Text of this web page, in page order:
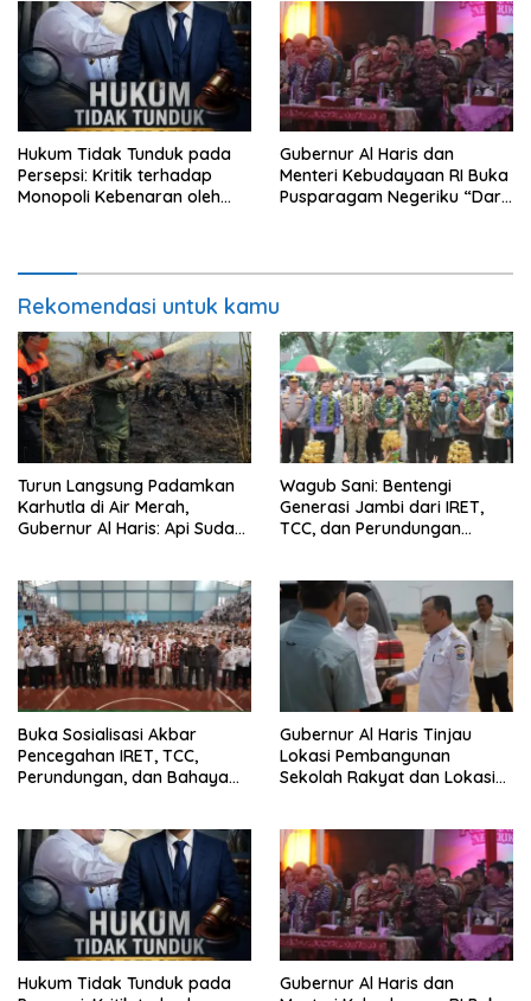
bisa jaga diri, 60% masa
depan sudah ada di tangan”
Hukum Tidak Tunduk pada
Persepsi: Kritik terhadap
Monopoli Kebenaran oleh
Gubernur Al Haris dan
Menteri Kebudayaan RI Buka
Pusparagam Negeriku “Dari
Rekomendasi untuk kamu
Turun Langsung Padamkan
Karhutla di Air Merah,
Gubernur Al Haris: Api Sudah
Wagub Sani: Bentengi
Generasi Jambi dari IRET,
TCC, dan Perundungan
Buka Sosialisasi Akbar
Pencegahan IRET, TCC,
Perundungan, dan Bahaya
bisa jaga diri, 60% masa
depan sudah ada di tangan”
Gubernur Al Haris Tinjau
Lokasi Pembangunan
Sekolah Rakyat dan Lokasi
Hukum Tidak Tunduk pada
Gubernur Al Haris dan